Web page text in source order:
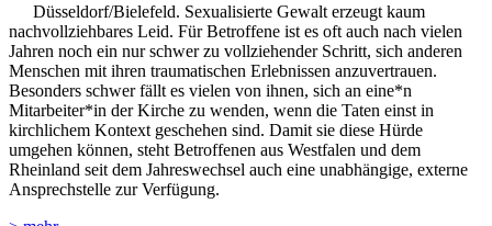
Düsseldorf/Bielefeld. Sexualisierte Gewalt erzeugt kaum
nachvollziehbares Leid. Für Betroffene ist es oft auch nach vielen
Jahren noch ein nur schwer zu vollziehender Schritt, sich anderen
Menschen mit ihren traumatischen Erlebnissen anzuvertrauen.
Besonders schwer fällt es vielen von ihnen, sich an eine*n
Mitarbeiter*in der Kirche zu wenden, wenn die Taten einst in
kirchlichem Kontext geschehen sind. Damit sie diese Hürde
umgehen können, steht Betroffenen aus Westfalen und dem
Rheinland seit dem Jahreswechsel auch eine unabhängige, externe
Ansprechstelle zur Verfügung.